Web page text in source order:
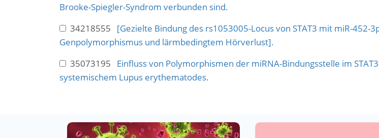
Brooke-Spiegler-Syndrom verbunden sind.
34218555 [Gezielte Bindung des rs1053005-Locus von STAT3 mit miR-452-
Genpolymorphismus und lärmbedingtem Hörverlust].
35073195 Einfluss von Polymorphismen der miRNA-Bindungsstelle im
systemischem Lupus erythematodes.